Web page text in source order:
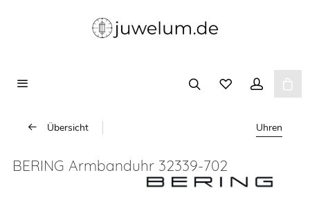
Übersicht Uhren
BERING Armbanduhr 32339-702